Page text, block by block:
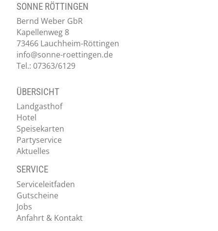
SONNE RÖTTINGEN
Bernd Weber GbR
Kapellenweg 8
73466 Lauchheim-Röttingen
info@sonne-roettingen.de
Tel.: 07363/6129
ÜBERSICHT
Landgasthof
Hotel
Speisekarten
Partyservice
Aktuelles
SERVICE
Serviceleitfaden
Gutscheine
Jobs
Anfahrt & Kontakt